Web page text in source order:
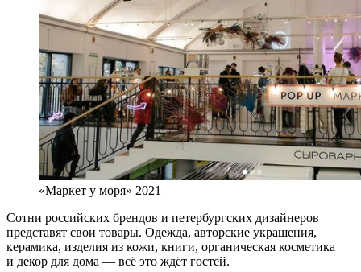
«Маркет у моря» 2021
Сотни российских брендов и петербургских дизайнеров
представят свои товары. Одежда, авторские украшения,
керамика, изделия из кожи, книги, органическая косметика
и декор для дома — всё это ждёт гостей.